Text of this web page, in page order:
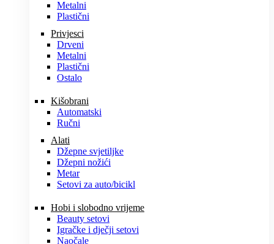
Metalni
Plastični
Privjesci
Drveni
Metalni
Plastični
Ostalo
Kišobrani
Automatski
Ručni
Alati
Džepne svjetiljke
Džepni nožići
Metar
Setovi za auto/bicikl
Hobi i slobodno vrijeme
Beauty setovi
Igračke i dječji setovi
Naočale